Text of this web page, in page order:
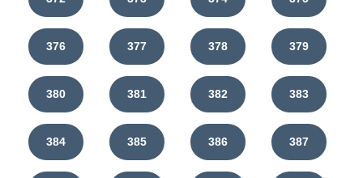
376 377 378 379
380 381 382 383
384 385 386 387